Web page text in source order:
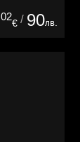
€ / 90лв.